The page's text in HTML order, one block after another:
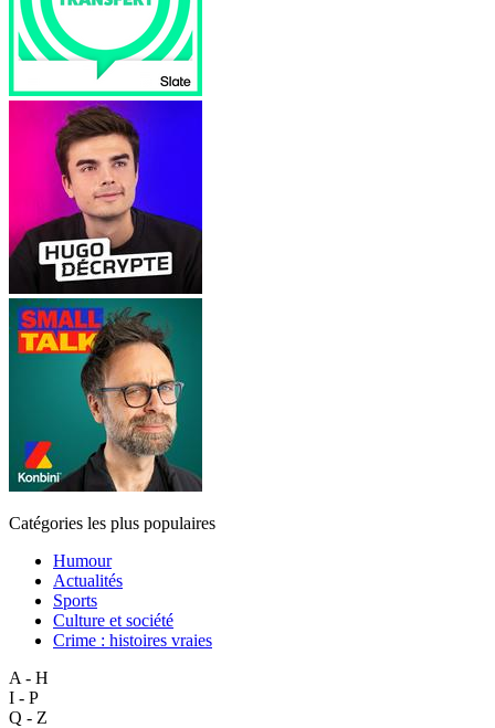
Catégories les plus populaires
Humour
Actualités
Sports
Culture et société
Crime : histoires vraies
A - H
I - P
Q - Z